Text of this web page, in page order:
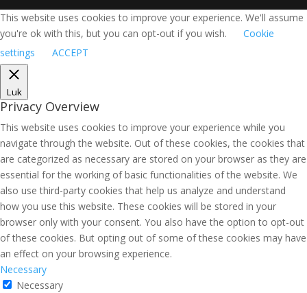
This website uses cookies to improve your experience. We'll assume
you're ok with this, but you can opt-out if you wish.
Cookie
settings
ACCEPT
Luk
Privacy Overview
This website uses cookies to improve your experience while you
navigate through the website. Out of these cookies, the cookies that
are categorized as necessary are stored on your browser as they are
essential for the working of basic functionalities of the website. We
also use third-party cookies that help us analyze and understand
how you use this website. These cookies will be stored in your
browser only with your consent. You also have the option to opt-out
of these cookies. But opting out of some of these cookies may have
an effect on your browsing experience.
Necessary
Necessary